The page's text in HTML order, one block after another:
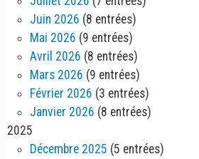
Juin 2026 (8 entrées)
Mai 2026 (9 entrées)
Avril 2026 (8 entrées)
Mars 2026 (9 entrées)
Février 2026 (3 entrées)
Janvier 2026 (8 entrées)
2025
Décembre 2025 (5 entrées)